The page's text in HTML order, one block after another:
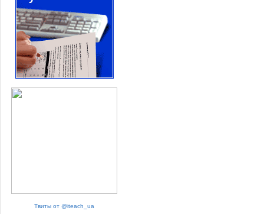
Твиты от @iteach_ua